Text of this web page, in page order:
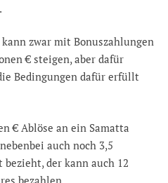
zwar mit Bonuszahlungen
€ steigen, aber dafür
Bedingungen dafür erfüllt
€ Ablöse an ein Samatta
auch noch 3,5
der kann auch 12
bezahlen.